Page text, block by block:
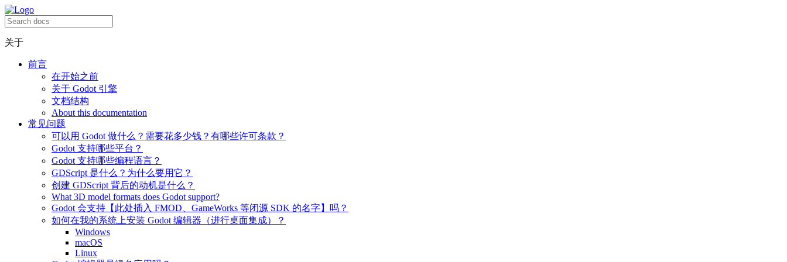
关于
前言
在开始之前
关于 Godot 引擎
文档结构
About this documentation
常见问题
可以用 Godot 做什么？需要花多少钱？有哪些许可条款？
Godot 支持哪些平台？
Godot 支持哪些编程语言？
GDScript 是什么？为什么要用它？
创建 GDScript 背后的动机是什么？
What 3D model formats does Godot support?
Godot 会支持【此处插入 FMOD、GameWorks 等闭源 SDK 的名字】吗？
如何在我的系统上安装 Godot 编辑器（进行桌面集成）？
Windows
macOS
Linux